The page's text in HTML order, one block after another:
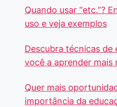
Quando usar “etc.”?
uso e veja exemplos
Descubra técnicas de
você a aprender mais
Quer mais
importância da